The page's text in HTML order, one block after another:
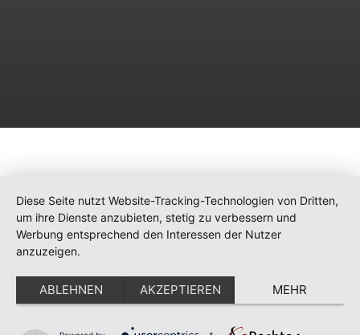
Diese Seite nutzt Website-Tracking-Technologien von Dritten,
um ihre Dienste anzubieten, stetig zu verbessern und
Werbung entsprechend den Interessen der Nutzer
anzuzeigen.
ABLEHNEN AKZEPTIEREN MEHR